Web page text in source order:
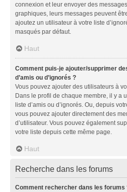
connexion et leur envoyer des
graphiques, leurs messages peuvent
ajoutez un utilisateur à votre liste
masqués par défaut.
Haut
Comment puis-je ajouter/supprimer
d’amis ou d’ignorés ?
Vous pouvez ajouter des utilisateurs à
Dans le profil de chaque membre, il y a
liste d’amis ou d’ignorés. Ou, depuis
vous pouvez ajouter directement des
d’utilisateur. Vous pouvez également
votre liste depuis cette même page.
Haut
Recherche dans les forums
Comment rechercher dans les forums